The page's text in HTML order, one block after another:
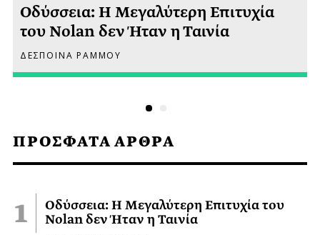
ΠΡΟΣΦΑΤΑ ΑΡΘΡΑ
Οδύσσεια: Η Μεγαλύτερη Επιτυχία του
Nolan δεν Ήταν η Ταινία
Οδύσσεια: Η Μεγαλύτερη Επιτυχία
του Nolan δεν Ήταν η Ταινία
ΔΕΣΠΟΙΝΑ ΡΑΜΜΟΥ